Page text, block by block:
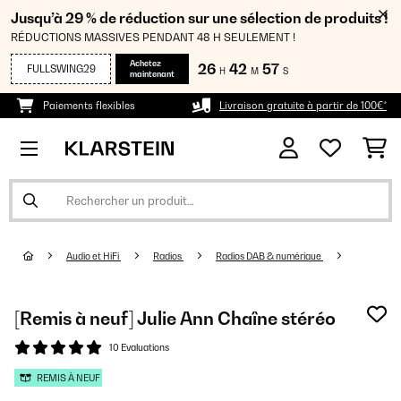
Jusqu’à 29 % de réduction sur une sélection de produits !
RÉDUCTIONS MASSIVES PENDANT 48 H SEULEMENT !
FULLSWING29
Achetez
maintenant
26 H 42 M 56 S
Paiements flexibles Livraison gratuite à partir de 100€*
Audio et HiFi Radios Radios DAB & numérique
[Remis à neuf] Julie Ann Chaîne stéréo
10 Evaluations
REMIS À NEUF